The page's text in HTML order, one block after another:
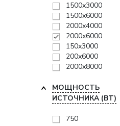
1500х3000
1500х6000
2000х4000
2000х6000
150х3000
200х6000
2000х8000
МОЩНОСТЬ
ИСТОЧНИКА (ВТ)
750